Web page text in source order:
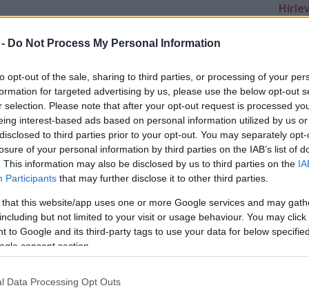
Do Not Process My Personal Information
opt-out of the sale, sharing to third parties, or processing of your
for targeted advertising by us, please use the below opt-out
selection. Please note that after your opt-out request is processed
interest-based ads based on personal information utilized by us
to third parties prior to your opt-out. You may separately
of your personal information by third parties on the IAB’s list of
This information may also be disclosed by us to third parties on the
Participants that may further disclose it to other third parties.
that this website/app uses one or more Google services and may
but not limited to your visit or usage behaviour. You may
to Google and its third-party tags to use your data for below
consent section.
Data Processing Opt Outs
6-án üzleti úton tartózkodott
munkatársaként az Enola Gay amerikai repülő
becsapódási helyétől mindössze három
szenvedett.
Ennek ellenére útra kelt 180 kilométerre fekvő
otthona felé, hogy újra feleségével, lányával és
alig féléves kisfiával lehessen: ez az otthon pedig
Nagaszaki volt. Jamagucsi augusztus 8-án
vonattal tért vissza a városba, amelyet egy nappal
később szintén atomtámadás ért. Az újabb
robbanás miatt elvesztette hallását, később pedig
akut leukémiával és más, a sugárzással
kapcsolatban lévő betegségekkel kezelték.
Történetéről azonban csak azt követően kezdett
széles körben mesélni, hogy fia - mindössze 59
évesen - rákbetegségben elhunyt.